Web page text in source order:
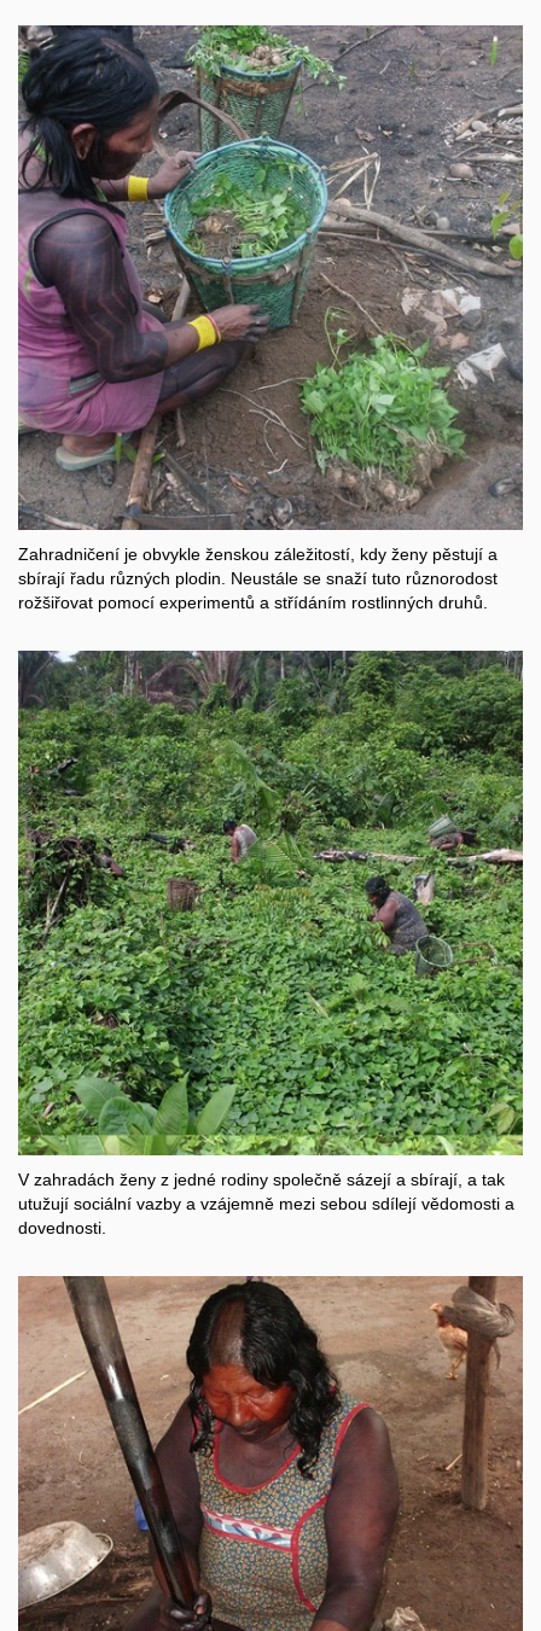
Zahradničení je obvykle ženskou záležitostí, kdy ženy pěstují a
sbírají řadu různých plodin. Neustále se snaží tuto různorodost
rožšiřovat pomocí experimentů a střídáním rostlinných druhů.
V zahradách ženy z jedné rodiny společně sázejí a sbírají, a tak
utužují sociální vazby a vzájemně mezi sebou sdílejí vědomosti a
dovednosti.